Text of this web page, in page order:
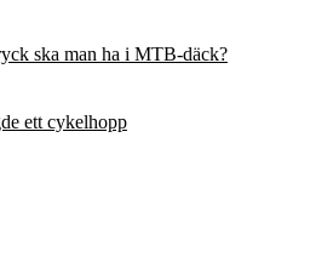
ska man ha i MTB-däck?
ett cykelhopp